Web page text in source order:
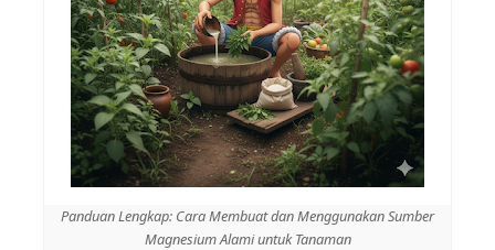
Panduan Lengkap: Cara Membuat dan Menggunakan Sumber
Magnesium Alami untuk Tanaman